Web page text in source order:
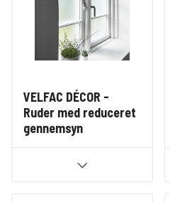
VELFAC DÉCOR -
Ruder med reduceret
gennemsyn